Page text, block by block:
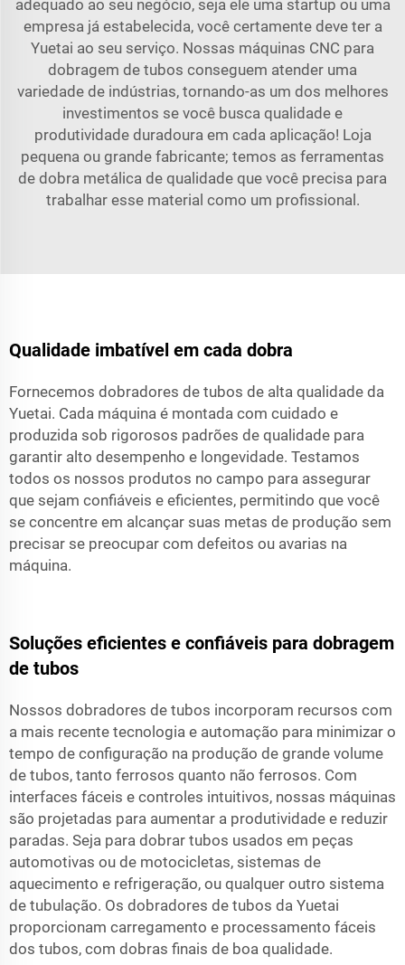
adequado ao seu negócio, seja ele uma startup ou uma
empresa já estabelecida, você certamente deve ter a
Yuetai ao seu serviço. Nossas máquinas CNC para
dobragem de tubos conseguem atender uma
variedade de indústrias, tornando-as um dos melhores
investimentos se você busca qualidade e
produtividade duradoura em cada aplicação! Loja
pequena ou grande fabricante; temos as ferramentas
de dobra metálica de qualidade que você precisa para
trabalhar esse material como um profissional.
Qualidade imbatível em cada dobra
Fornecemos dobradores de tubos de alta qualidade da
Yuetai. Cada máquina é montada com cuidado e
produzida sob rigorosos padrões de qualidade para
garantir alto desempenho e longevidade. Testamos
todos os nossos produtos no campo para assegurar
que sejam confiáveis e eficientes, permitindo que você
se concentre em alcançar suas metas de produção sem
precisar se preocupar com defeitos ou avarias na
máquina.
Soluções eficientes e confiáveis para dobragem
de tubos
Nossos dobradores de tubos incorporam recursos com
a mais recente tecnologia e automação para minimizar o
tempo de configuração na produção de grande volume
de tubos, tanto ferrosos quanto não ferrosos. Com
interfaces fáceis e controles intuitivos, nossas máquinas
são projetadas para aumentar a produtividade e reduzir
paradas. Seja para dobrar tubos usados em peças
automotivas ou de motocicletas, sistemas de
aquecimento e refrigeração, ou qualquer outro sistema
de tubulação. Os dobradores de tubos da Yuetai
proporcionam carregamento e processamento fáceis
dos tubos, com dobras finais de boa qualidade.